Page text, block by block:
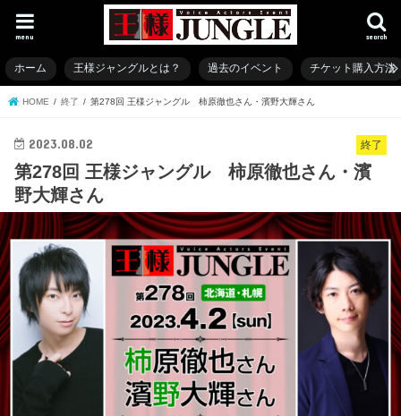
search
menu
ホーム 王様ジャングルとは？ 過去のイベント チケット購入方法
HOME 終了 第278回 王様ジャングル 柿原徹也さん・濱野大輝さん
終了
2023.08.02
第278回 王様ジャングル 柿原徹也さん・濱
野大輝さん